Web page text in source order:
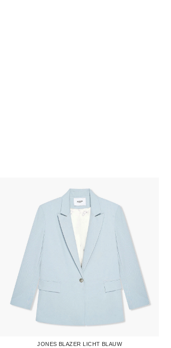
JONES BLAZER LICHT BLAUW